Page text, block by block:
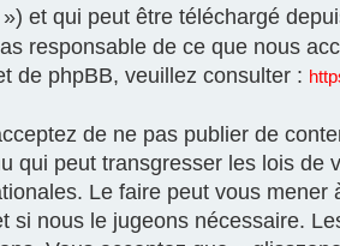
et qui peut être téléchargé
responsable de ce que nous
de phpBB, veuillez consulter :
de ne pas publier de
qui peut transgresser les lois de
Le faire peut vous
si nous le jugeons nécessaire.